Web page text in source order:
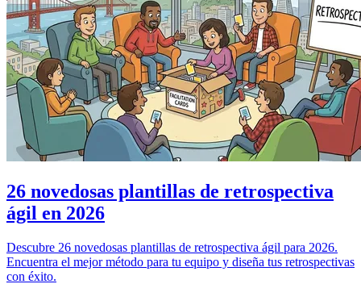
26 novedosas plantillas de retrospectiva
ágil en 2026
Descubre 26 novedosas plantillas de retrospectiva ágil para 2026.
Encuentra el mejor método para tu equipo y diseña tus retrospectivas
con éxito.